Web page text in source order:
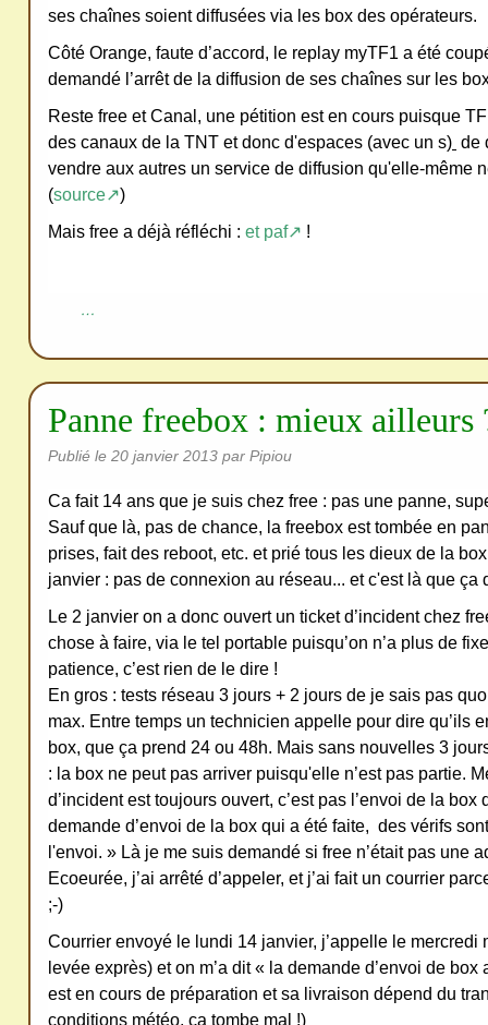
ses chaînes soient diffusées via les box des opérateurs.
Côté Orange, faute d’accord, le replay myTF1 a été
demandé l’arrêt de la diffusion de ses chaînes sur les
Reste free et Canal, une pétition est en cours puisque
des canaux de la TNT et donc d'espaces (avec un s) de
vendre aux autres un service de diffusion qu'elle-même
(source↗)
Mais free a déjà réfléchi : et paf↗ !
…
Panne freebox : mieux ailleurs
Publié le 20 janvier 2013 par Pipiou
Ca fait 14 ans que je suis chez free : pas une panne,
Sauf que là, pas de chance, la freebox est tombée en
prises, fait des reboot, etc. et prié tous les dieux de la
janvier : pas de connexion au réseau... et c'est là que ça
Le 2 janvier on a donc ouvert un ticket d’incident chez
chose à faire, via le tel portable puisqu’on n’a plus de
patience, c’est rien de le dire !
En gros : tests réseau 3 jours + 2 jours de je sais pas
max. Entre temps un technicien appelle pour dire qu’ils
box, que ça prend 24 ou 48h. Mais sans nouvelles 3
: la box ne peut pas arriver puisqu'elle n’est pas partie.
d’incident est toujours ouvert, c’est pas l’envoi de la box
demande d’envoi de la box qui a été faite, des vérifs
l'envoi. » Là je me suis demandé si free n’était pas une
Ecoeurée, j’ai arrêté d’appeler, et j’ai fait un courrier
;-)
Courrier envoyé le lundi 14 janvier, j’appelle le mercredi
levée exprès) et on m’a dit « la demande d’envoi de
est en cours de préparation et sa livraison dépend du
conditions météo, ça tombe mal !)